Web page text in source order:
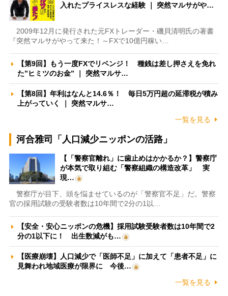
入れたプライスレスな経験 ｜ 突然マルサがや…
2009年12月に発行された元FXトレーダー・磯貝清明氏の著書
『突然マルサがやって来た！～FXで10億円稼い…
【第9回】もう一度FXでリベンジ！ 種銭は差し押さえを免れ
た”ヒミツのお金” ｜ 突然マルサ…
【第8回】年利はなんと14.6％！ 毎日5万円超の延滞税が積み
上がっていく ｜ 突然マルサ…
一覧を見る
河合雅司「人口減少ニッポンの活路」
【「警察官離れ」に歯止めはかかるか？】警察庁
が本気で取り組む「警察組織の構造改革」 実
現…
警察庁が目下、頭を悩ませているのが「警察官不足」だ。警察
官の採用試験の受験者数は10年間で2分の1以…
【安全・安心ニッポンの危機】採用試験受験者数は10年間で2
分の1以下に！ 出生数減がも…
【医療崩壊】人口減少で「医師不足」に加えて「患者不足」に
見舞われ地域医療が限界に 今後…
一覧を見る